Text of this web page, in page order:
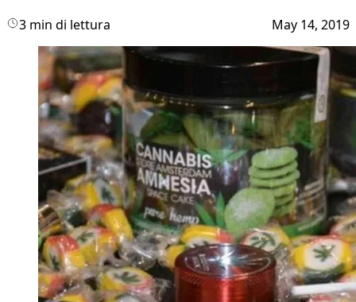
3 min di lettura May 14, 2019